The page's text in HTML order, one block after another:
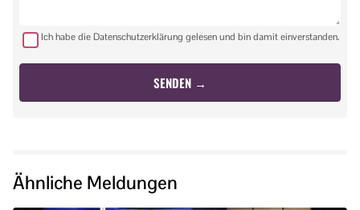
Ich habe die Datenschutzerklärung gelesen und bin damit einverstanden.
Ähnliche Meldungen